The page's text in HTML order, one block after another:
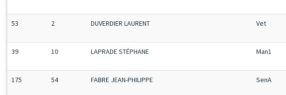
53 2 DUVERDIER LAURENT Vet
39 10 LAPRADE STÉPHANE Man1
175 54 FABRE JEAN-PHILIPPE SenA